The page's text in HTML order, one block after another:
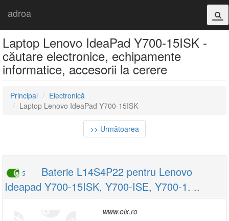
adroa
Laptop Lenovo IdeaPad Y700-15ISK -
căutare electronice, echipamente
informatice, accesorii la cerere
Principal
Electronică
Laptop Lenovo IdeaPad Y700-15ISK
>> Următoarea
5
Baterie L14S4P22 pentru Lenovo
Ideapad Y700-15ISK, Y700-ISE, Y700-1. ..
www.olx.ro